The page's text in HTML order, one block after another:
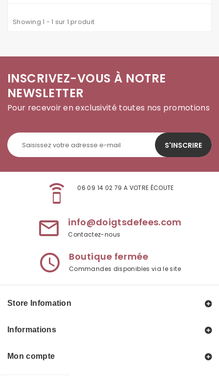
Showing 1 - 1 sur 1 produit
INSCRIVEZ-VOUS À NOTRE
NEWSLETTER
Pour recevoir en exclusivité toutes nos promotions
S'INSCRIRE
speaker_phone 06 09 14 02 79 A VOTRE ÉCOUTE
mail_outline info@doigtsdefees.com
Contactez-nous
access_time Boutique fermée
Commandes disponibles via le site
Store Infomation
Informations
Mon compte